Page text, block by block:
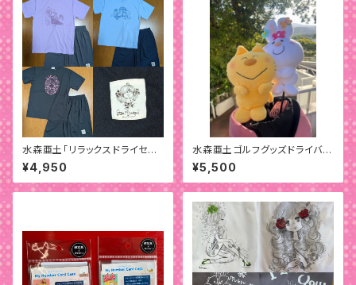
水森亜土「リラックスドライセット
アップ」
¥4,950
水森亜土ゴルフグッズドライバー
用ヘッドカバー
¥5,500